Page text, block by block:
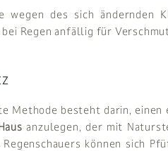
des sich ändernden
bei Regen anfällig für
Methode besteht darin, einen
anzulegen, der mit
können sich